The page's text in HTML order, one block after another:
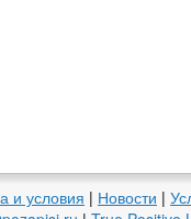
и условия | Новости |